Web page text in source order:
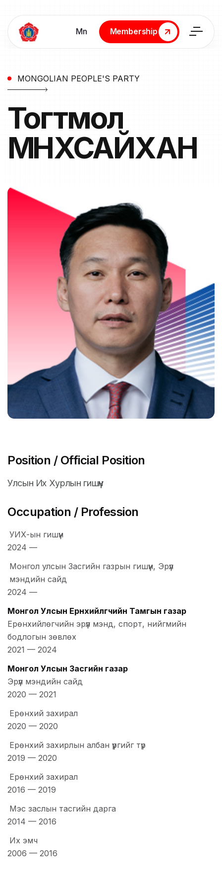
Мn
Membership
Membership
MONGOLIAN PEOPLE'S PARTY
Тогтмол
МӨНХСАЙХАН
Position / Official Position
Улсын Их Хурлын гишүүн
Occupation / Profession
УИХ-ын гишүүн
2024 —
Монгол улсын Засгийн газрын гишүүн, Эрүүл
мэндийн сайд
2024 —
Монгол Улсын Ерөнхийлөгчийн Тамгын газар
Ерөнхийлөгчийн эрүүл мэнд, спорт, нийгмийн
бодлогын зөвлөх
2021 — 2024
Монгол Улсын Засгийн газар
Эрүүл мэндийн сайд
2020 — 2021
Ерөнхий захирал
2020 — 2020
Ерөнхий захирлын албан үүргийг түр
2019 — 2020
Ерөнхий захирал
2016 — 2019
Мэс заслын тасгийн дарга
2014 — 2016
Их эмч
2006 — 2016